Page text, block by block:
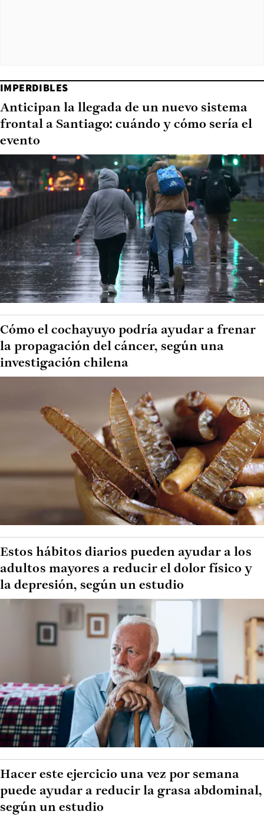
IMPERDIBLES
Anticipan la llegada de un nuevo sistema
frontal a Santiago: cuándo y cómo sería el
evento
Cómo el cochayuyo podría ayudar a frenar
la propagación del cáncer, según una
investigación chilena
Estos hábitos diarios pueden ayudar a los
adultos mayores a reducir el dolor físico y
la depresión, según un estudio
Hacer este ejercicio una vez por semana
puede ayudar a reducir la grasa abdominal,
según un estudio